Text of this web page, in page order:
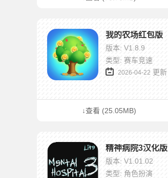
我的农场红包版
版本: V1.8.9
类型: 赛车竞速
2026-04-22 更新
↓查看 (25.05MB)
精神病院3汉化版
版本: V1.01.02
类型: 角色扮演